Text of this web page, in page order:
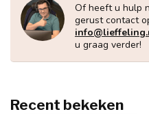
Of heeft u hulp
gerust contact
u graag verder!
Recent bekeken